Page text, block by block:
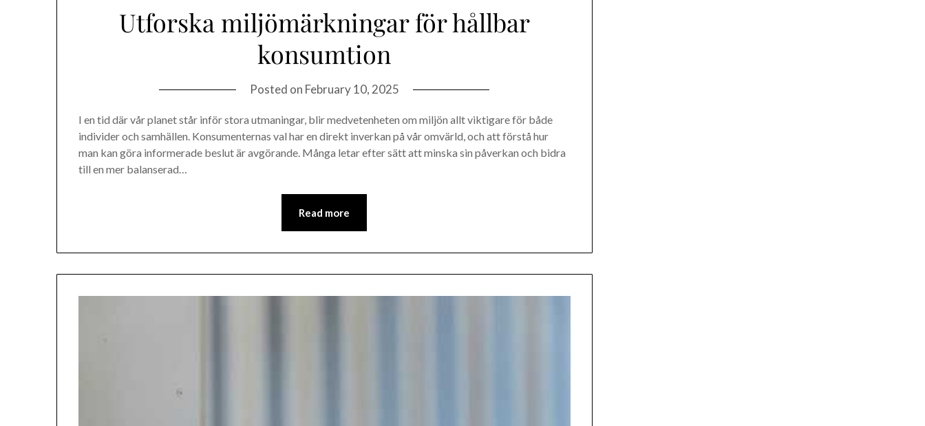
Utforska miljömärkningar för hållbar
konsumtion
Posted on February 10, 2025
I en tid där vår planet står inför stora utmaningar, blir medvetenheten om miljön allt viktigare för både
individer och samhällen. Konsumenternas val har en direkt inverkan på vår omvärld, och att förstå hur
man kan göra informerade beslut är avgörande. Många letar efter sätt att minska sin påverkan och bidra
till en mer balanserad…
Read more